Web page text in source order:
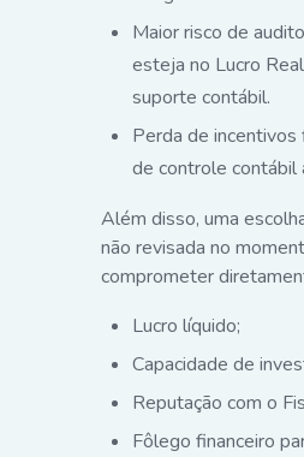
Maior risco de
esteja no Lucro
suporte contábil.
Perda de
de controle contábil
Além disso, uma
não revisada no
comprometer
Lucro líquido;
Capacidade de
Reputação com o
Fôlego financeiro